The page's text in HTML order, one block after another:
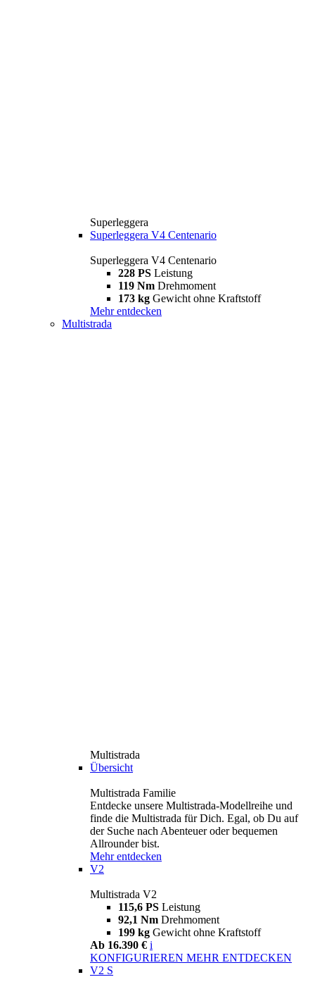
Superleggera
Superleggera V4 Centenario
Superleggera V4 Centenario
228 PS Leistung
119 Nm Drehmoment
173 kg Gewicht ohne Kraftstoff
Mehr entdecken
Multistrada
Multistrada
Übersicht
Multistrada Familie
Entdecke unsere Multistrada-Modellreihe und
finde die Multistrada für Dich. Egal, ob Du auf
der Suche nach Abenteuer oder bequemen
Allrounder bist.
Mehr entdecken
V2
Multistrada V2
115,6 PS Leistung
92,1 Nm Drehmoment
199 kg Gewicht ohne Kraftstoff
Ab 16.390 € i
KONFIGURIEREN MEHR ENTDECKEN
V2 S